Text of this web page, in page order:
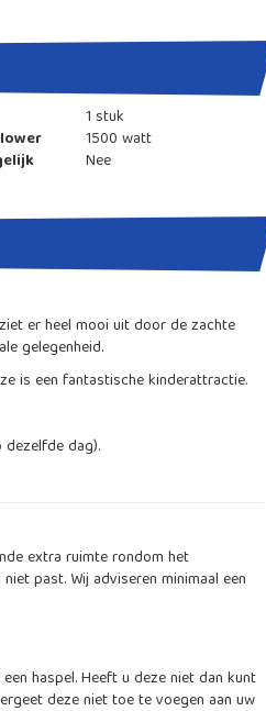
1 stuk
1500 watt
Nee
er heel mooi uit door de zachte
gelegenheid.
is een fantastische kinderattractie.
dag).
extra ruimte rondom het
past. Wij adviseren minimaal een
haspel. Heeft u deze niet dan kunt
deze niet toe te voegen aan uw